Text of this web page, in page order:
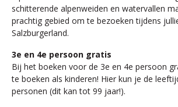
schitterende alpenweiden en watervallen
prachtig gebied om te bezoeken tijdens
Salzburgerland.
3e en 4e persoon gratis
Bij het boeken voor de 3e en 4e persoon
te boeken als kinderen! Hier kun je de
personen (dit kan tot 99 jaar!).